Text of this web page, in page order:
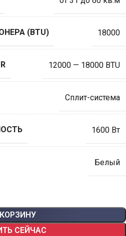
(BTU) 18000
12000 — 18000 BTU
Сплит-система
1600 Вт
Белый
СЕЙЧАС